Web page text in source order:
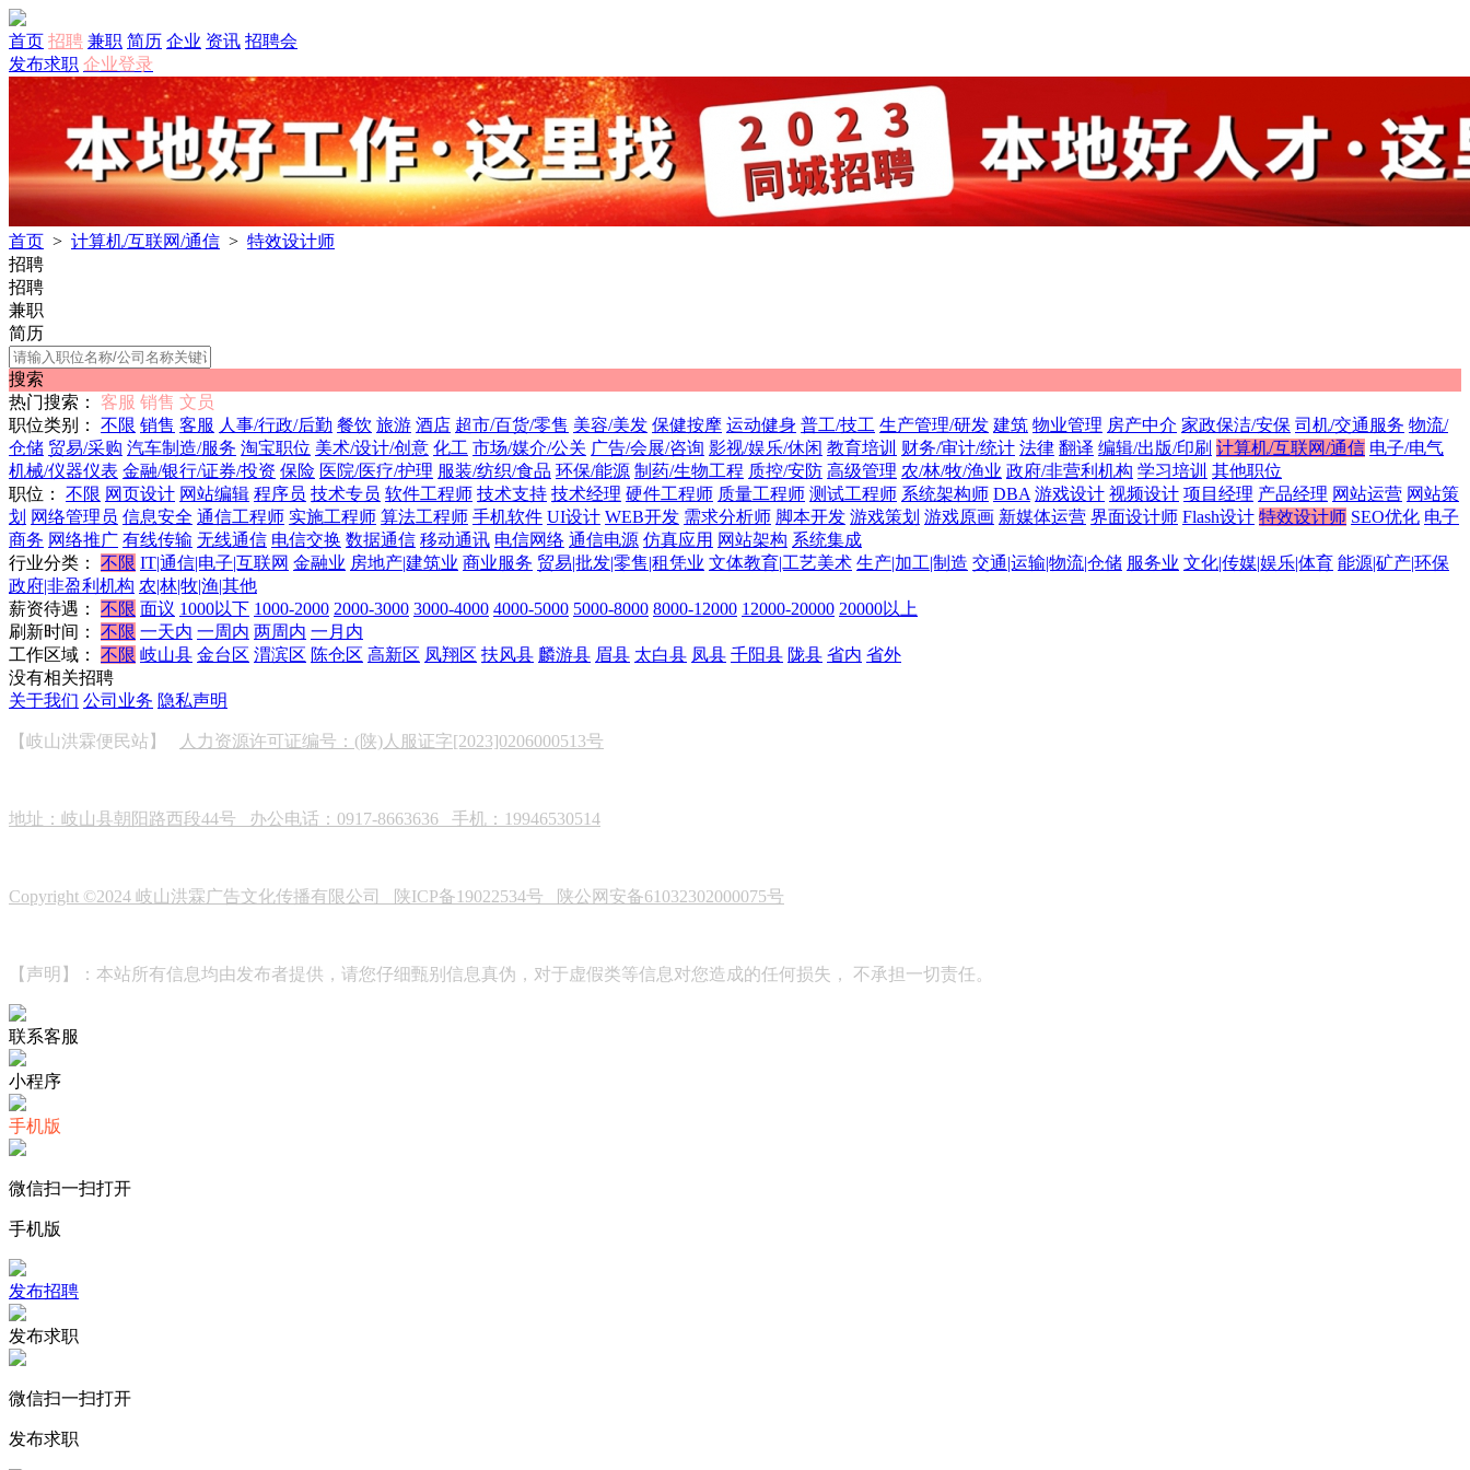
首页 招聘 兼职 简历 企业 资讯 招聘会
发布求职 企业登录
首页 > 计算机/互联网/通信 > 特效设计师
招聘
招聘
兼职
简历
搜索
热门搜索：
客服 销售 文员
职位类别：
不限 销售 客服 人事/行政/后勤 餐饮 旅游 酒店 超市/百货/零售 美容/美发 保健按摩 运动健身 普工/技工 生产管理/研发 建筑 物业管理 房产中介 家政保洁/安保 司机/交通服务 物流/
仓储 贸易/采购 汽车制造/服务 淘宝职位 美术/设计/创意 化工 市场/媒介/公关 广告/会展/咨询 影视/娱乐/休闲 教育培训 财务/审计/统计 法律 翻译 编辑/出版/印刷 计算机/互联网/通信 电子/电气
机械/仪器仪表 金融/银行/证券/投资 保险 医院/医疗/护理 服装/纺织/食品 环保/能源 制药/生物工程 质控/安防 高级管理 农/林/牧/渔业 政府/非营利机构 学习培训 其他职位
职位：
不限 网页设计 网站编辑 程序员 技术专员 软件工程师 技术支持 技术经理 硬件工程师 质量工程师 测试工程师 系统架构师 DBA 游戏设计 视频设计 项目经理 产品经理 网站运营 网站策
划 网络管理员 信息安全 通信工程师 实施工程师 算法工程师 手机软件 UI设计 WEB开发 需求分析师 脚本开发 游戏策划 游戏原画 新媒体运营 界面设计师 Flash设计 特效设计师 SEO优化 电子
商务 网络推广 有线传输 无线通信 电信交换 数据通信 移动通讯 电信网络 通信电源 仿真应用 网站架构 系统集成
行业分类：
不限 IT|通信|电子|互联网 金融业 房地产|建筑业 商业服务 贸易|批发|零售|租凭业 文体教育|工艺美术 生产|加工|制造 交通|运输|物流|仓储 服务业 文化|传媒|娱乐|体育 能源|矿产|环保
政府|非盈利机构 农|林|牧|渔|其他
薪资待遇：
不限 面议 1000以下 1000-2000 2000-3000 3000-4000 4000-5000 5000-8000 8000-12000 12000-20000 20000以上
刷新时间：
不限 一天内 一周内 两周内 一月内
工作区域：
不限 岐山县 金台区 渭滨区 陈仓区 高新区 凤翔区 扶风县 麟游县 眉县 太白县 凤县 千阳县 陇县 省内 省外
没有相关招聘
关于我们 公司业务 隐私声明
【岐山洪霖便民站】 人力资源许可证编号：(陕)人服证字[2023]0206000513号
地址：岐山县朝阳路西段44号 办公电话：0917-8663636 手机：19946530514
Copyright ©2024 岐山洪霖广告文化传播有限公司 陕ICP备19022534号 陕公网安备61032302000075号
【声明】：本站所有信息均由发布者提供，请您仔细甄别信息真伪，对于虚假类等信息对您造成的任何损失， 不承担一切责任。
联系客服
小程序
手机版
微信扫一扫打开
手机版
发布招聘
发布求职
微信扫一扫打开
发布求职